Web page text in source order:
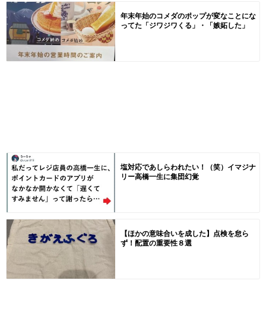
年末年始のコメダのポップが変なことにな
ってた「ジワジワくる」・「嫉妬した」
塩対応であしらわれたい！（笑）イマジナ
リー高橋一生に集団幻覚
【ほかの意味合いを成した】点検を怠ら
ず！配置の重要性８選